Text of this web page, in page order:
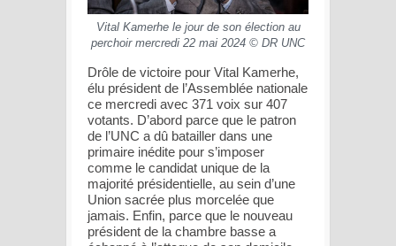
Vital Kamerhe le jour de son élection au
perchoir mercredi 22 mai 2024 © DR UNC
Drôle de victoire pour Vital Kamerhe,
élu président de l’Assemblée nationale
ce mercredi avec 371 voix sur 407
votants. D’abord parce que le patron
de l’UNC a dû batailler dans une
primaire inédite pour s’imposer
comme le candidat unique de la
majorité présidentielle, au sein d’une
Union sacrée plus morcelée que
jamais. Enfin, parce que le nouveau
président de la chambre basse a